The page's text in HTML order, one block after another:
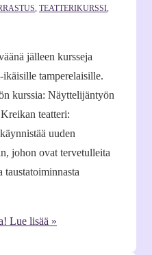
TEATTERIKURSSI
jälleen kursseja
tamperelaisille.
kurssia: Näyttelijäntyön
teatteri:
uuden
johon ovat tervetulleita
taustatoiminnasta
Lue lisää »